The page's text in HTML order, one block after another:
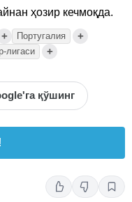
ҳозир кечмоқда.
+ Португалия +
лигаси +
қўшинг